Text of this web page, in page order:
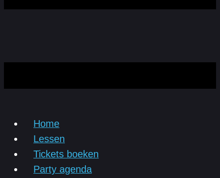
Home
Lessen
Tickets boeken
Party agenda